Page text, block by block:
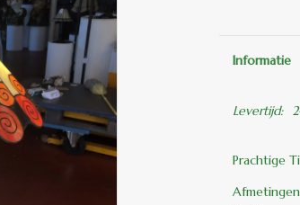
Informatie
Levertijd:
Prachtige